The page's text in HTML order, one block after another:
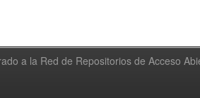
a la Red de Repositorios de Acceso